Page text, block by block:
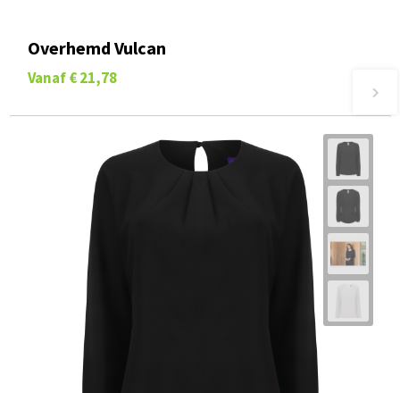
Overhemd Vulcan
Vanaf € 21,78